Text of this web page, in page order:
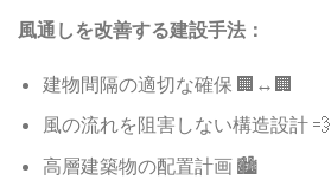
風通しを改善する建設手法：
建物間隔の適切な確保 🏢↔️🏢
風の流れを阻害しない構造設計 💨
高層建築物の配置計画 🏙️